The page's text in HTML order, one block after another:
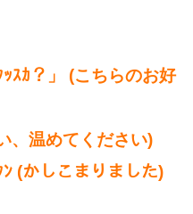
ｽｶ？」 (こちらのお好
、温めてください)
ﾝ (かしこまりました)